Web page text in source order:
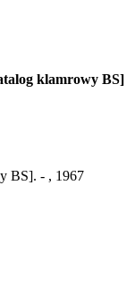
klamrowy BS]
BS]. - , 1967